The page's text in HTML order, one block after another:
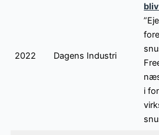
2022 Dagens Industri
i